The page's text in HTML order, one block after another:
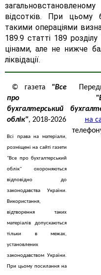
відсотків. При цьому
такими операціями
189.9 статті 189
цінами, але не нижче
ліквідації.
© газета "Все
про
бухгалтерський
облік", 2018-2026
Всі права на матеріали,
розміщені на сайті газети
"Все про бухгалтерський
облік" охороняються
відповідно до
законодавства України.
Використання,
відтворення таких
матеріалів допускаються
тільки в межах,
установлених
законодавством України.
При цьому посилання на
на